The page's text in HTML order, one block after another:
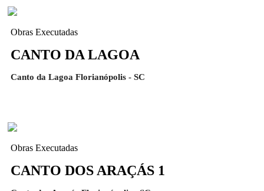
Obras Executadas
CANTO DA LAGOA
Canto da Lagoa Florianópolis - SC
Obras Executadas
CANTO DOS ARAÇÁS 1